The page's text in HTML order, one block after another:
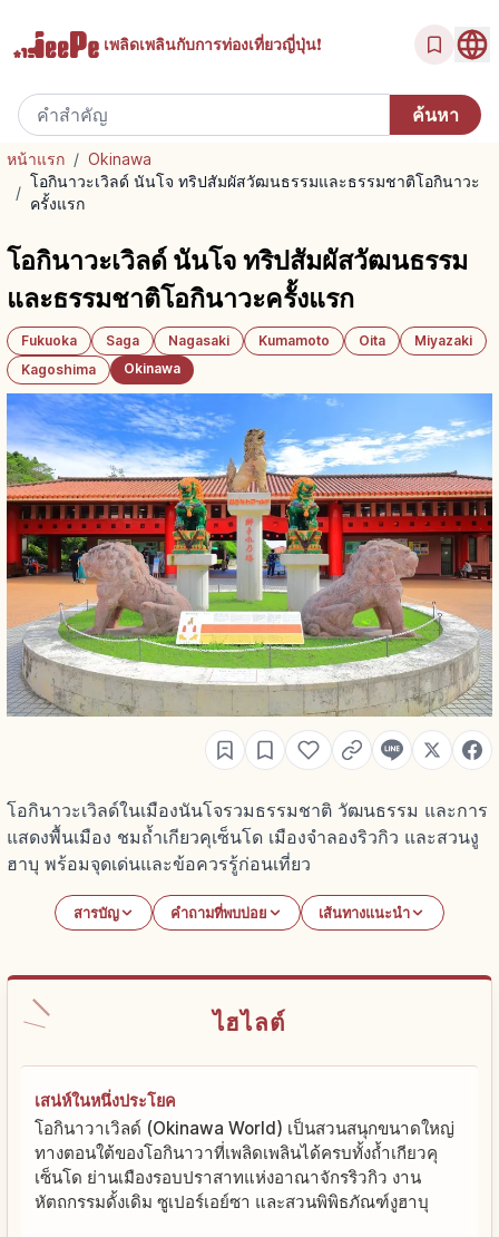
เพลิดเพลินกับการท่องเที่ยวญี่ปุ่น!
หน้าแรก / Okinawa
/
โอกินาวะเวิลด์ นันโจ ทริปสัมผัสวัฒนธรรมและธรรมชาติโอกินาวะ
ครั้งแรก
โอกินาวะเวิลด์ นันโจ ทริปสัมผัสวัฒนธรรม
และธรรมชาติโอกินาวะครั้งแรก
Fukuoka Saga Nagasaki Kumamoto Oita
Miyazaki
Kagoshima
Okinawa
โอกินาวะเวิลด์ในเมืองนันโจรวมธรรมชาติ วัฒนธรรม และการ
แสดงพื้นเมือง ชมถ้ำเกียวคุเซ็นโด เมืองจำลองริวกิว และสวนงู
ฮาบุ พร้อมจุดเด่นและข้อควรรู้ก่อนเที่ยว
สารบัญ คำถามที่พบบ่อย เส้นทางแนะนำ
ไฮไลต์
เสน่ห์ในหนึ่งประโยค
โอกินาวาเวิลด์ (Okinawa World) เป็นสวนสนุกขนาดใหญ่
ทางตอนใต้ของโอกินาวาที่เพลิดเพลินได้ครบทั้งถ้ำเกียวคุ
เซ็นโด ย่านเมืองรอบปราสาทแห่งอาณาจักรริวกิว งาน
หัตถกรรมดั้งเดิม ซูเปอร์เอย์ซา และสวนพิพิธภัณฑ์งูฮาบุ